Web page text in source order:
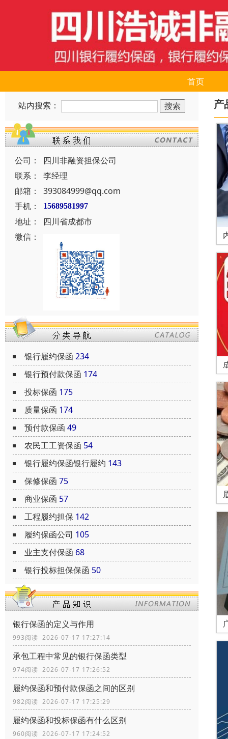
首页
站内搜索：
公司：
四川非融资担保公司
联系：
李经理
邮箱：
393084999@qq.com
手机：
15689581997
地址：
四川省成都市
微信：
银行履约保函 234
银行预付款保函 174
投标保函 175
质量保函 174
预付款保函 49
农民工工资保函 54
银行履约保函银行履约 143
保修保函 75
商业保函 57
工程履约担保 142
履约保函公司 105
业主支付保函 68
银行投标担保保函 50
银行保函的定义与作用
993阅读 2026-07-17 17:27:14
承包工程中常见的银行保函类型
974阅读 2026-07-17 17:26:52
履约保函和预付款保函之间的区别
982阅读 2026-07-17 17:25:29
履约保函和投标保函有什么区别
960阅读 2026-07-17 17:24:52
产